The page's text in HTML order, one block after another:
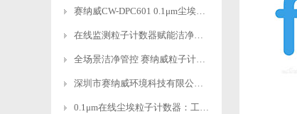
赛纳威CW-DPC601 0.1μm尘埃粒子计数器获双权威认证
在线监测粒子计数器赋能洁净车间智能管控
全场景洁净管控 赛纳威粒子计数器覆盖半导体 / 锂电 / 医药 / 航空航天全行业
深圳市赛纳威环境科技有限公司携创新产品 “0.1um在线尘埃粒子计数器” 闪耀 2025 亚太洁净展
0.1μm在线尘埃粒子计数器：工业级精密监测新标杆